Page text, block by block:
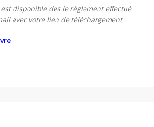
disponible dès le règlement effectué
avec votre lien de téléchargement